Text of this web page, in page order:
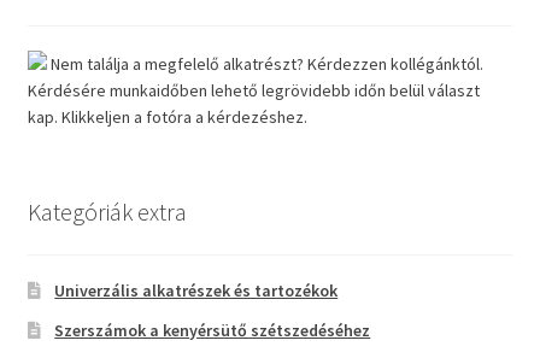
Nem találja a megfelelő alkatrészt? Kérdezzen kollégánktól.
Kérdésére munkaidőben lehető legrövidebb időn belül választ
kap. Klikkeljen a fotóra a kérdezéshez.
Kategóriák extra
Univerzális alkatrészek és tartozékok
Szerszámok a kenyérsütő szétszedéséhez